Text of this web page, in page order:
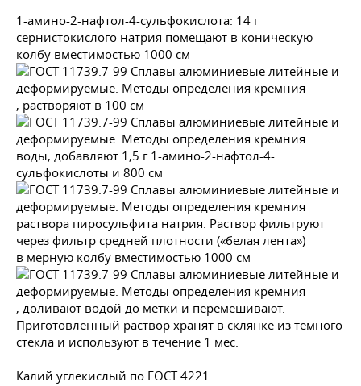
1-амино-2-нафтол-4-сульфокислота: 14 г
сернистокислого натрия помещают в коническую
колбу вместимостью 1000 см
, растворяют в 100 см
воды, добавляют 1,5 г 1-амино-2-нафтол-4-
сульфокислоты и 800 см
раствора пиросульфита натрия. Раствор фильтруют
через фильтр средней плотности («белая лента»)
в мерную колбу вместимостью 1000 см
, доливают водой до метки и перемешивают.
Приготовленный раствор хранят в склянке из темного
стекла и используют в течение 1 мес.
Калий углекислый по ГОСТ 4221 .